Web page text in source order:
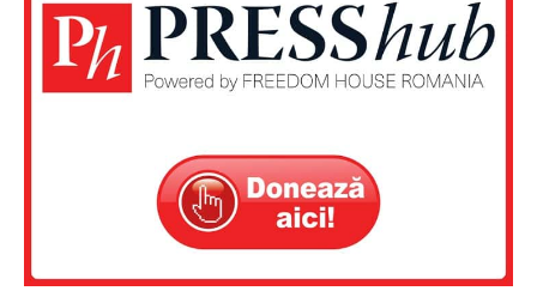
Un proiect
FREEDOM HOUSE ROMÂNIA